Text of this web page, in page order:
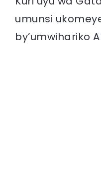
umunsi
by’umwihariko